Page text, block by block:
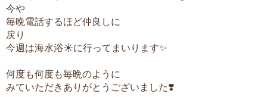
今や
毎晩電話するほど仲良しに
戻り
今週は海水浴☀️に行ってまいります✨
何度も何度も毎晩のように
みていただきありがとうございました❣️